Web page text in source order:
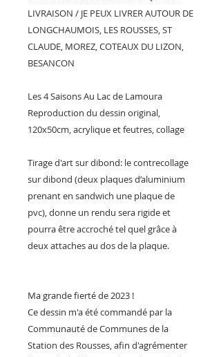
LIVRAISON / JE PEUX LIVRER AUTOUR DE
LONGCHAUMOIS, LES ROUSSES, ST
CLAUDE, MOREZ, COTEAUX DU LIZON,
BESANCON
Les 4 Saisons Au Lac de Lamoura
Reproduction du dessin original,
120x50cm, acrylique et feutres, collage
Tirage d'art sur dibond: le contrecollage
sur dibond (deux plaques d’aluminium
prenant en sandwich une plaque de
pvc), donne un rendu sera rigide et
pourra être accroché tel quel grâce à
deux attaches au dos de la plaque.
Ma grande fierté de 2023 !
Ce dessin m'a été commandé par la
Communauté de Communes de la
Station des Rousses, afin d'agrémenter